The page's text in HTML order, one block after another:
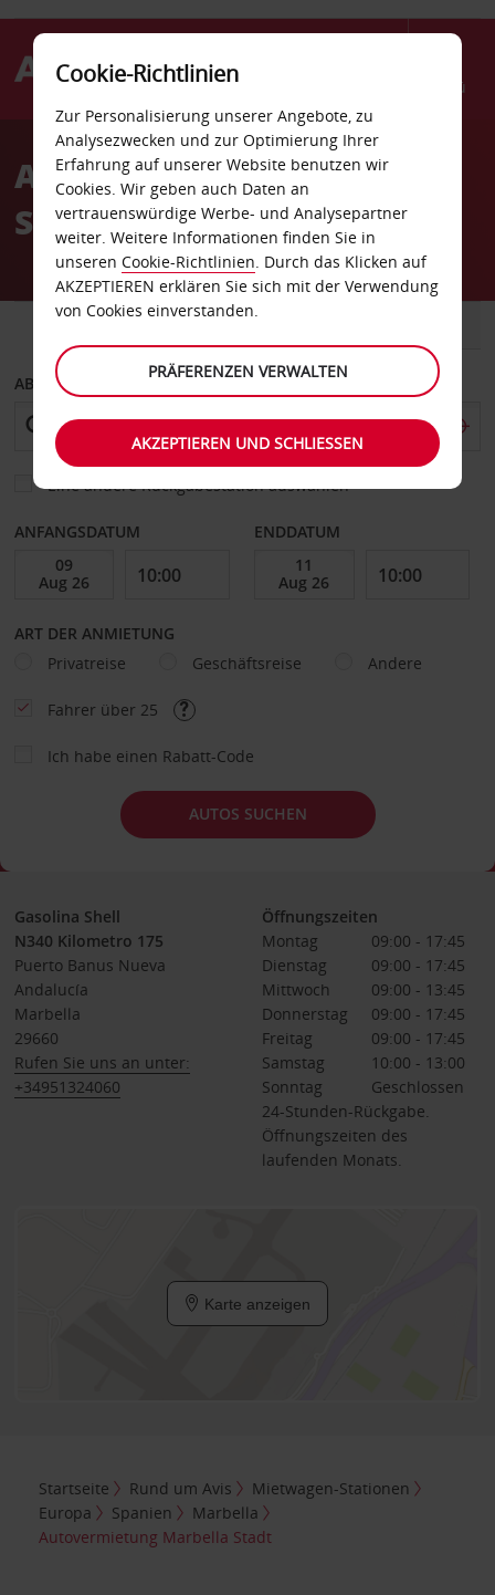
Menü
AvisAutovermietung Marbella
Stadt
ABHOLEN VON
Eine andere Rückgabestation auswählen
ANFANGSDATUM ENDDATUM
ART DER ANMIETUNG
Privatreise
Geschäftsreise Andere
Fahrer über 25
Ich habe einen Rabatt-Code
AUTOS SUCHEN
Gasolina Shell
N340 Kilometro 175
Puerto Banus Nueva
Andalucía
Marbella
29660
Rufen Sie uns an unter:
+34951324060
Öffnungszeiten
Montag
09:00 - 17:45
Dienstag
09:00 - 17:45
Mittwoch
09:00 - 13:45
Donnerstag
09:00 - 17:45
Freitag
09:00 - 17:45
Samstag
10:00 - 13:00
Sonntag
Geschlossen
24-Stunden-Rückgabe.
Öffnungszeiten des
laufenden Monats.
Karte anzeigen
Startseite Rund um Avis
Mietwagen-Stationen
Europa
Spanien
Marbella
Autovermietung Marbella Stadt
Cookie-Richtlinien
Zur Personalisierung unserer Angebote, zu
Analysezwecken und zur Optimierung Ihrer
Erfahrung auf unserer Website benutzen wir
Cookies. Wir geben auch Daten an
vertrauenswürdige Werbe- und Analysepartner
weiter. Weitere Informationen finden Sie in
unseren Cookie-Richtlinien. Durch das Klicken auf
AKZEPTIEREN erklären Sie sich mit der Verwendung
von Cookies einverstanden.
PRÄFERENZEN VERWALTEN
AKZEPTIEREN UND SCHLIESSEN